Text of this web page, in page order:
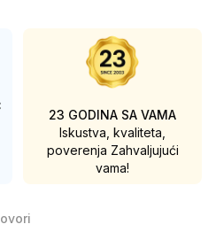
23 GODINA SA VAMA
Iskustva, kvaliteta,
poverenja Zahvaljujući
vama!